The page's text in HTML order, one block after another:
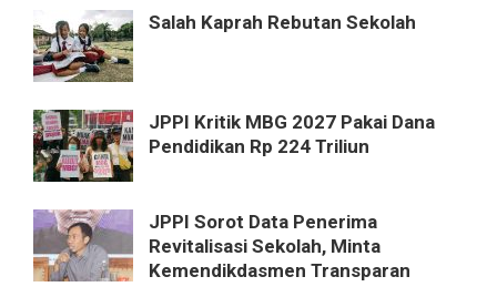
Salah Kaprah Rebutan Sekolah
JPPI Kritik MBG 2027 Pakai Dana
Pendidikan Rp 224 Triliun
JPPI Sorot Data Penerima
Revitalisasi Sekolah, Minta
Kemendikdasmen Transparan